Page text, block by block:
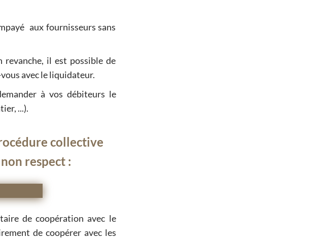
aux fournisseurs sans
il est possible de
avec le liquidateur.
à vos débiteurs le
...).
collective
respect :
de coopération avec le
de coopérer avec les